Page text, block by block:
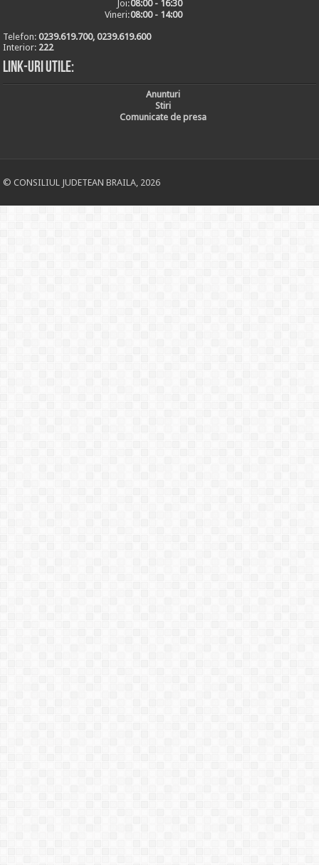
Joi:08:00 - 16:30
Vineri:08:00 - 14:00
Telefon:0239.619.700, 0239.619.600
Interior: 222
Link-uri utile:
Anunturi
Stiri
Comunicate de presa
© CONSILIUL JUDETEAN BRAILA, 2026